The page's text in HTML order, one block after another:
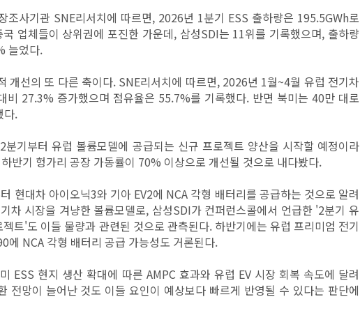
조사기관 SNE리서치에 따르면, 2026년 1분기 ESS 출하량은 195.5GWh로
업체들이 상위권에 포진한 가운데, 삼성SDI는 11위를 기록했으며, 출하량
늘었다.
개선의 또 다른 축이다. SNE리서치에 따르면, 2026년 1월~4월 유럽 전기차
비 27.3% 증가했으며 점유율은 55.7%를 기록했다. 반면 북미는 40만 대로
다.
기부터 유럽 볼륨모델에 공급되는 신규 프로젝트 양산을 시작할 예정이라
반기 헝가리 공장 가동률이 70% 이상으로 개선될 것으로 내다봤다.
현대차 아이오닉3와 기아 EV2에 NCA 각형 배터리를 공급하는 것으로 알려
차 시장을 겨냥한 볼륨모델로, 삼성SDI가 컨퍼런스콜에서 언급한 '2분기 유
트'도 이들 물량과 관련된 것으로 관측된다. 하반기에는 유럽 프리미엄 전기
에 NCA 각형 배터리 공급 가능성도 거론된다.
ESS 현지 생산 확대에 따른 AMPC 효과와 유럽 EV 시장 회복 속도에 달려
전망이 늘어난 것도 이들 요인이 예상보다 빠르게 반영될 수 있다는 판단에